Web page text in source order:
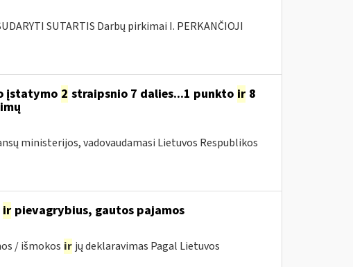
SUTARTIS Darbų pirkimai I. PERKANČIOJI
įstatymo 2 straipsnio 7 dalies...1 punkto ir8
ministerijos, vadovaudamasi Lietuvos Respublikos
irpievagrybius, gautos pajamos
/ išmokos ir jų deklaravimas Pagal Lietuvos